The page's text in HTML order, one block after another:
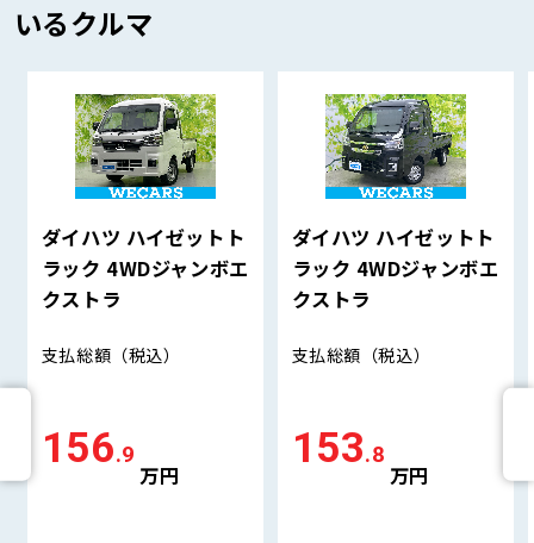
いるクルマ
ダイハツ ハイゼットト
ラック 4WDジャンボエ
クストラ
支払総額 （税込）
156.9
万円
ダイハツ ハイゼットト
ラック 4WDジャンボエ
クストラ
支払総額 （税込）
153.8
万円